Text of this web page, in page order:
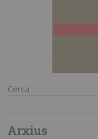
Cerca
Arxius